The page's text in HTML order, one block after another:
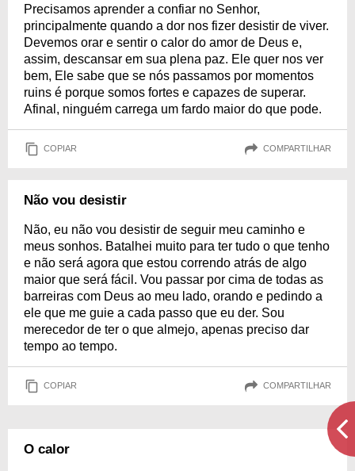
Precisamos aprender a confiar no Senhor,
principalmente quando a dor nos fizer desistir de viver.
Devemos orar e sentir o calor do amor de Deus e,
assim, descansar em sua plena paz. Ele quer nos ver
bem, Ele sabe que se nós passamos por momentos
ruins é porque somos fortes e capazes de superar.
Afinal, ninguém carrega um fardo maior do que pode.
COPIAR COMPARTILHAR
Não vou desistir
Não, eu não vou desistir de seguir meu caminho e
meus sonhos. Batalhei muito para ter tudo o que tenho
e não será agora que estou correndo atrás de algo
maior que será fácil. Vou passar por cima de todas as
barreiras com Deus ao meu lado, orando e pedindo a
ele que me guie a cada passo que eu der. Sou
merecedor de ter o que almejo, apenas preciso dar
tempo ao tempo.
COPIAR COMPARTILHAR
O calor